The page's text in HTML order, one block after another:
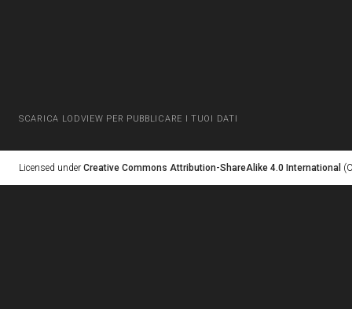
SCARICA LODVIEW PER PUBBLICARE I TUOI DATI
Licensed under Creative Commons Attribution-ShareAlike 4.0 International